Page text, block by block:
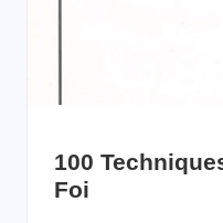
100
Foi